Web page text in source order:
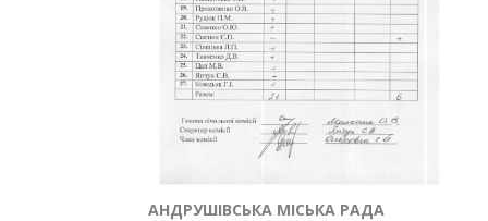
АНДРУШІВСЬКА МІСЬКА РАДА